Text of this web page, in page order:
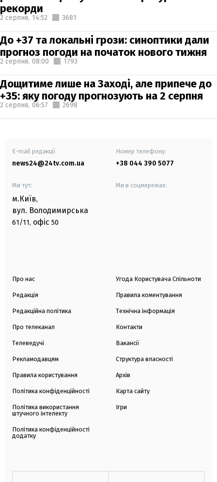
рекорди
2 серпня, 14:52 3681
До +37 та локальні грози: синоптики дали
прогноз погоди на початок нового тижня
2 серпня, 08:00 1793
Дощитиме лише на Заході, але припече до
+35: яку погоду прогнозують на 2 серпня
2 серпня, 06:57 2698
E-mail редакції
news24@24tv.com.ua
Номер телефону:
+38 044 390 5077
Ми тут:
м.Київ,
вул. Володимирська
61/11, офіс 50
Ми в соцмережах:
Про нас
Редакція
Редакційна політика
Про телеканал
Телеведучі
Рекламодавцям
Правила користування
Політика конфіденційності
Політика використання
штучного інтелекту
Політика конфіденційності
додатку
Угода Користувача Спільноти
Правила коментування
Технічна інформація
Контакти
Вакансії
Структура власності
Архів
Карта сайту
Ігри